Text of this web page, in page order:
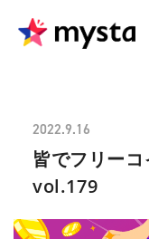
2022.9.16
皆でフリー
vol.179